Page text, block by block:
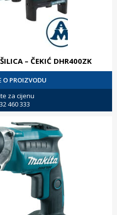
– ČEKIĆ DHR400ZK
O PROIZVODU
za cijenu
460 333